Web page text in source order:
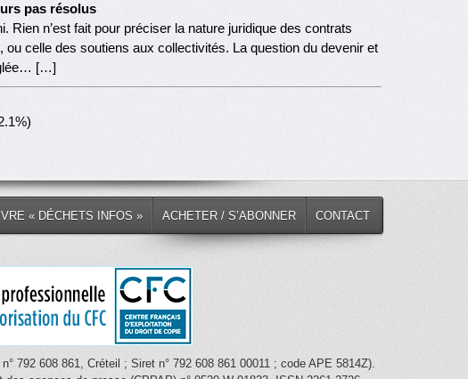
pas résolus
Rien n’est fait pour préciser la nature juridique des contrats
celle des soutiens aux collectivités. La question du devenir et
[…]
« DÉCHETS INFOS » ACHETER / S’ABONNER CONTACT
792 608 861, Créteil ; Siret n° 792 608 861 00011 ; code APE 5814Z).